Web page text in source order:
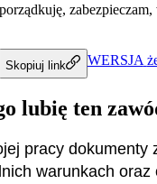
Skopiuj link WERSJA
lubię ten
pracy dokumenty
warunkach oraz